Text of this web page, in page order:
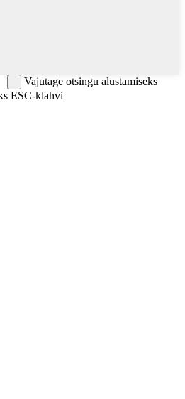
Vajutage otsingu alustamiseks
ESC-klahvi